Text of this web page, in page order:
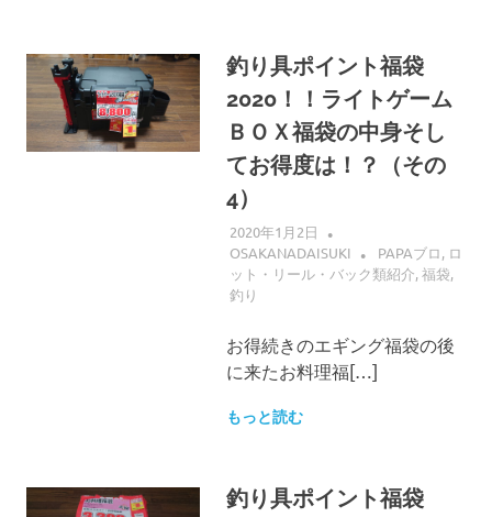
釣り具ポイント福袋
2020！！ライトゲーム
ＢＯＸ福袋の中身そし
てお得度は！？（その
4）
2020年1月2日
OSAKANADAISUKI
PAPAブロ, ロ
ット・リール・バック類紹介,福袋,
釣り
お得続きのエギング福袋の後
に来たお料理福[…]
もっと読む
釣り具ポイント福袋